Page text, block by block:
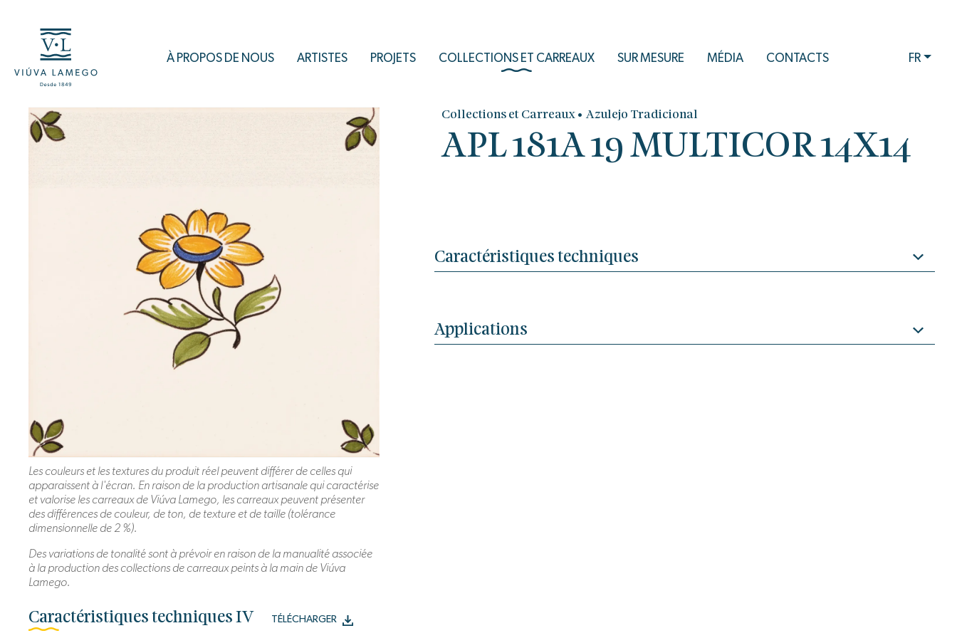
À PROPOS DE NOUS ARTISTES PROJETS COLLECTIONS ET CARREAUX SUR MESURE MÉDIA CONTACTS FR
Les couleurs et les textures du produit réel peuvent différer de celles qui
apparaissent à l'écran. En raison de la production artisanale qui caractérise
et valorise les carreaux de Viúva Lamego, les carreaux peuvent présenter
des différences de couleur, de ton, de texture et de taille (tolérance
dimensionnelle de 2 %).
Des variations de tonalité sont à prévoir en raison de la manualité associée
à la production des collections de carreaux peints à la main de Viúva
Lamego.
Caractéristiques techniques IV TÉLÉCHARGER
Collections et Carreaux • Azulejo Tradicional
APL 181A 19 MULTICOR 14X14
Caractéristiques techniques
Applications